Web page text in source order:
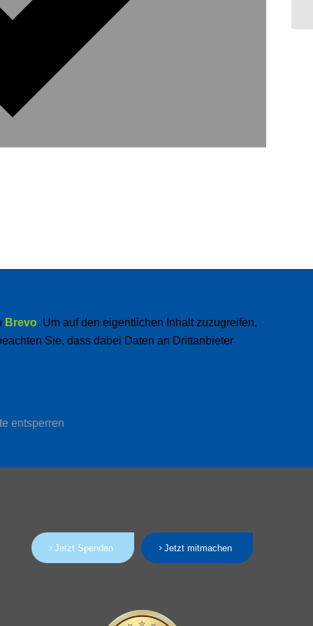
Brevo. Um auf den eigentlichen Inhalt zuzugreifen,
Sie, dass dabei Daten an Drittanbieter
entsperren
Jetzt Spenden Jetzt mitmachen